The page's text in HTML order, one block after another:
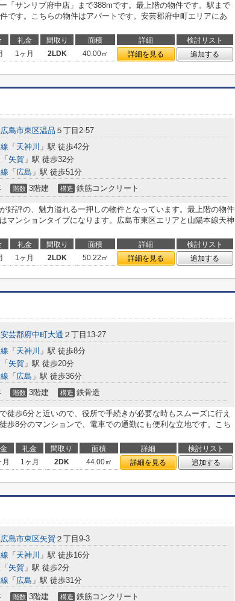
「サンリブ府中店」まで388mです。最上階の物件です。駅まで
です。こちらの物件はアパートです。安芸郡府中町エリアにあ
礼金 間取り 面積 詳細
検討リスト
1ヶ月 2LDK 40.00㎡ 詳細を見る 追加する
広島市東区温品 ５丁目2-57
「 天神川 」駅 徒歩42分
「 矢賀 」駅 徒歩32分
「 広島 」駅 徒歩51分
階数 3階建 構造 鉄筋コンクリート
好評の、魅力溢れる一押しの物件となっています。最上階の物件
マンションタイプになります。広島市東区エリアと山陽本線天神
礼金 間取り 面積 詳細
検討リスト
1ヶ月 2LDK 50.22㎡ 詳細を見る 追加する
安芸郡府中町大通 ２丁目13-27
「 天神川 」駅 徒歩8分
「 矢賀 」駅 徒歩20分
「 広島 」駅 徒歩36分
階数 3階建 構造 鉄骨造
徒歩6分と近いので、役所で手続きが必要な時もスムーズに行え
歩8分のマンションで、電車での通勤にも便利な立地です。こち
礼金 間取り 面積 詳細
検討リスト
1ヶ月 2DK 44.00㎡ 詳細を見る 追加する
広島市東区矢賀 ２丁目9-3
「 天神川 」駅 徒歩16分
「 矢賀 」駅 徒歩2分
「 広島 」駅 徒歩31分
階数 3階建 構造 鉄筋コンクリート